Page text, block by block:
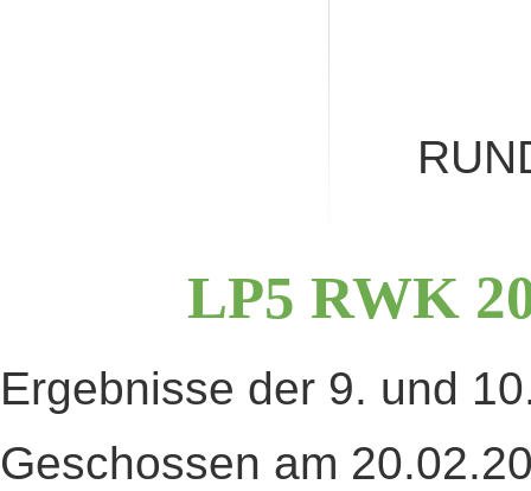
LP5 RWK
Ergebnisse der 9. und
Geschossen am